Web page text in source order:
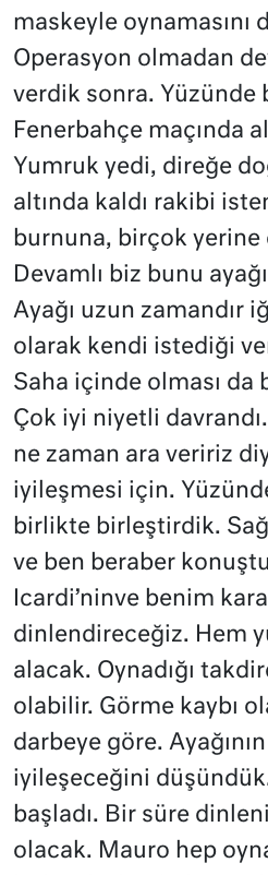
maskeyle oynamasını
Operasyon olmadan
verdik sonra. Yüzünde
Fenerbahçe maçında
Yumruk yedi, direğe
altında kaldı rakibi
burnuna, birçok yerine
Devamlı biz bunu
Ayağı uzun zamandır
olarak kendi istediği
Saha içinde olması
Çok iyi niyetli
ne zaman ara veririz
iyileşmesi için.
birlikte birleştirdik.
ve ben beraber
Icardi’ninve benim
dinlendireceğiz. Hem
alacak. Oynadığı
olabilir. Görme kaybı
darbeye göre.
iyileşeceğini
başladı. Bir süre
olacak. Mauro hep